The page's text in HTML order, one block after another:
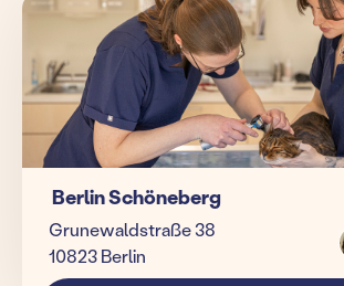
Berlin Schöneberg
Grunewaldstraße 38
10823 Berlin